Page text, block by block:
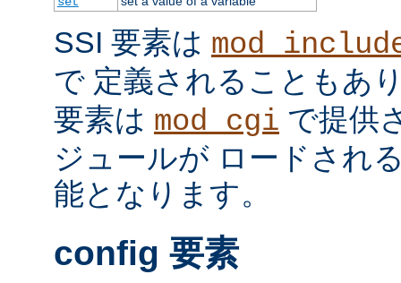
SSI 要素は
で 定義されることもあ
要素は mod_cgi で提供
ジュールが ロードされ
能となります。
config 要素